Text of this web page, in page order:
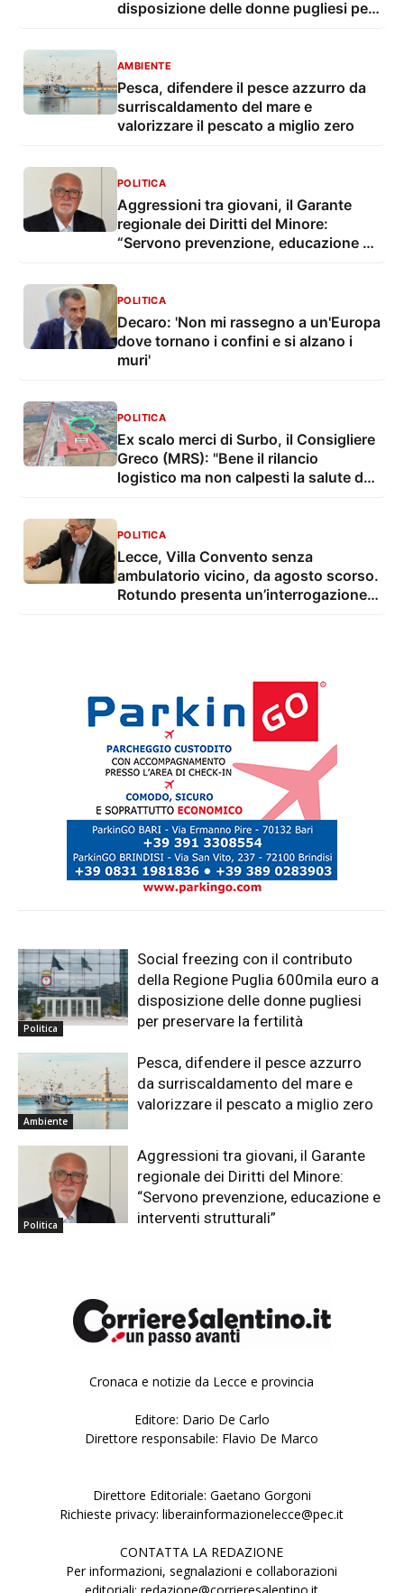
disposizione delle donne pugliesi per
AMBIENTE
Pesca, difendere il pesce azzurro da
surriscaldamento del mare e
valorizzare il pescato a miglio zero
POLITICA
Aggressioni tra giovani, il Garante
regionale dei Diritti del Minore:
“Servono prevenzione, educazione e
POLITICA
Decaro: 'Non mi rassegno a un'Europa
dove tornano i confini e si alzano i
muri'
POLITICA
Ex scalo merci di Surbo, il Consigliere
Greco (MRS): "Bene il rilancio
logistico ma non calpesti la salute dei
POLITICA
Lecce, Villa Convento senza
ambulatorio vicino, da agosto scorso.
Rotundo presenta un’interrogazione e
Politica
Social freezing con il contributo
della Regione Puglia 600mila euro a
disposizione delle donne pugliesi
per preservare la fertilità
Ambiente
Pesca, difendere il pesce azzurro
da surriscaldamento del mare e
valorizzare il pescato a miglio zero
Politica
Aggressioni tra giovani, il Garante
regionale dei Diritti del Minore:
“Servono prevenzione, educazione e
interventi strutturali”
Cronaca e notizie da Lecce e provincia
Editore: Dario De Carlo
Direttore responsabile: Flavio De Marco
Direttore Editoriale: Gaetano Gorgoni
Richieste privacy: liberainformazionelecce@pec.it
CONTATTA LA REDAZIONE
Per informazioni, segnalazioni e collaborazioni
editoriali: redazione@corrieresalentino.it